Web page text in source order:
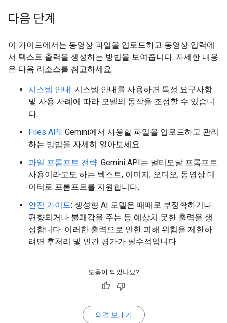
다음 단계
이 가이드에서는 동영상 파일을 업로드하고 동영상 입력에
서 텍스트 출력을 생성하는 방법을 보여줍니다. 자세한 내용
은 다음 리소스를 참고하세요.
시스템 안내: 시스템 안내를 사용하면 특정 요구사항
및 사용 사례에 따라 모델의 동작을 조정할 수 있습니
다.
Files API: Gemini에서 사용할 파일을 업로드하고 관리
하는 방법을 자세히 알아보세요.
파일 프롬프트 전략: Gemini API는 멀티모달 프롬프트
사용이라고도 하는 텍스트, 이미지, 오디오, 동영상 데
이터로 프롬프트를 지원합니다.
안전 가이드: 생성형 AI 모델은 때때로 부정확하거나
편향되거나 불쾌감을 주는 등 예상치 못한 출력을 생
성합니다. 이러한 출력으로 인한 피해 위험을 제한하
려면 후처리 및 인간 평가가 필수적입니다.
도움이 되었나요?
의견 보내기